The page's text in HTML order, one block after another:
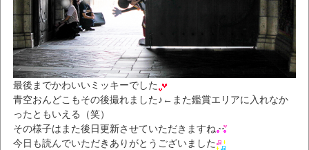
最後までかわいいミッキーでした
青空おんどこもその後撮れました♪←また鑑賞エリアに入れなか
ったともいえる（笑）
その様子はまた後日更新させていただきますね
今日も読んでいただきありがとうございました